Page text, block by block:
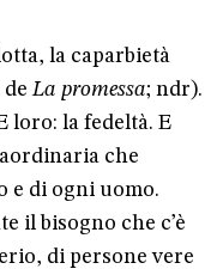
la caparbietà
La promessa; ndr).
loro: la fedeltà. E
che
e di ogni uomo.
il bisogno che c’è
di persone vere